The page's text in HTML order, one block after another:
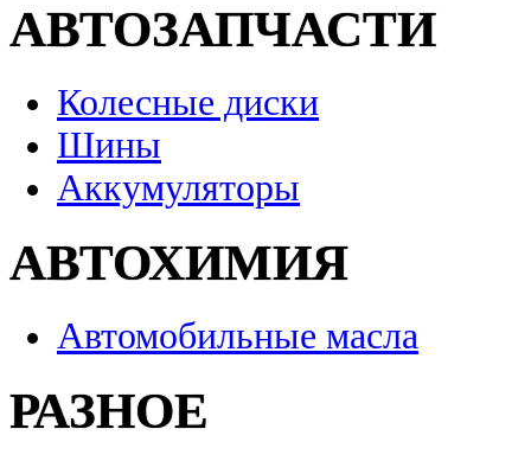
АВТОЗАПЧАСТИ
Колесные диски
Шины
Аккумуляторы
АВТОХИМИЯ
Автомобильные масла
РАЗНОЕ